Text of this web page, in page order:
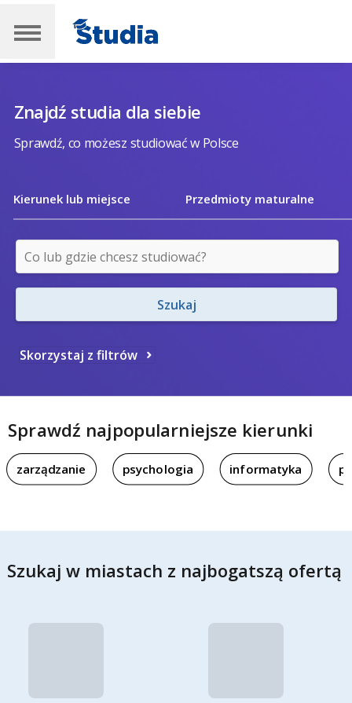
Znajdź studia dla siebie
Sprawdź, co możesz studiować w Polsce
Kierunek lub miejsce Przedmioty maturalne
Szukaj
Skorzystaj z filtrów
Sprawdź najpopularniejsze kierunki
zarządzanie psychologia informatyka
Szukaj w miastach z najbogatszą ofertą